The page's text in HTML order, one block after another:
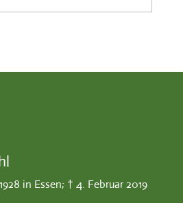
in Essen; † 4. Februar 2019